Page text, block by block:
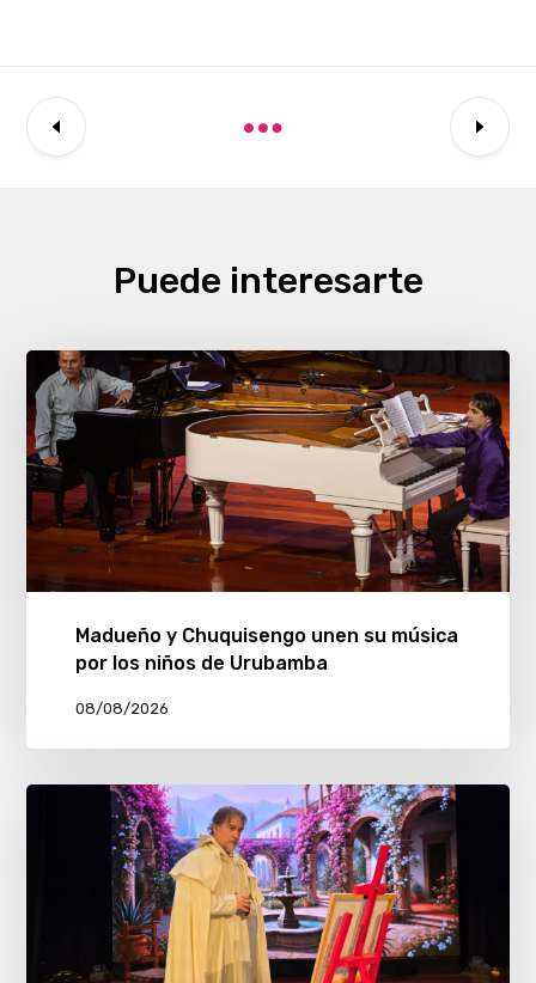
Puede interesarte
Madueño y Chuquisengo unen su música
por los niños de Urubamba
08/08/2026